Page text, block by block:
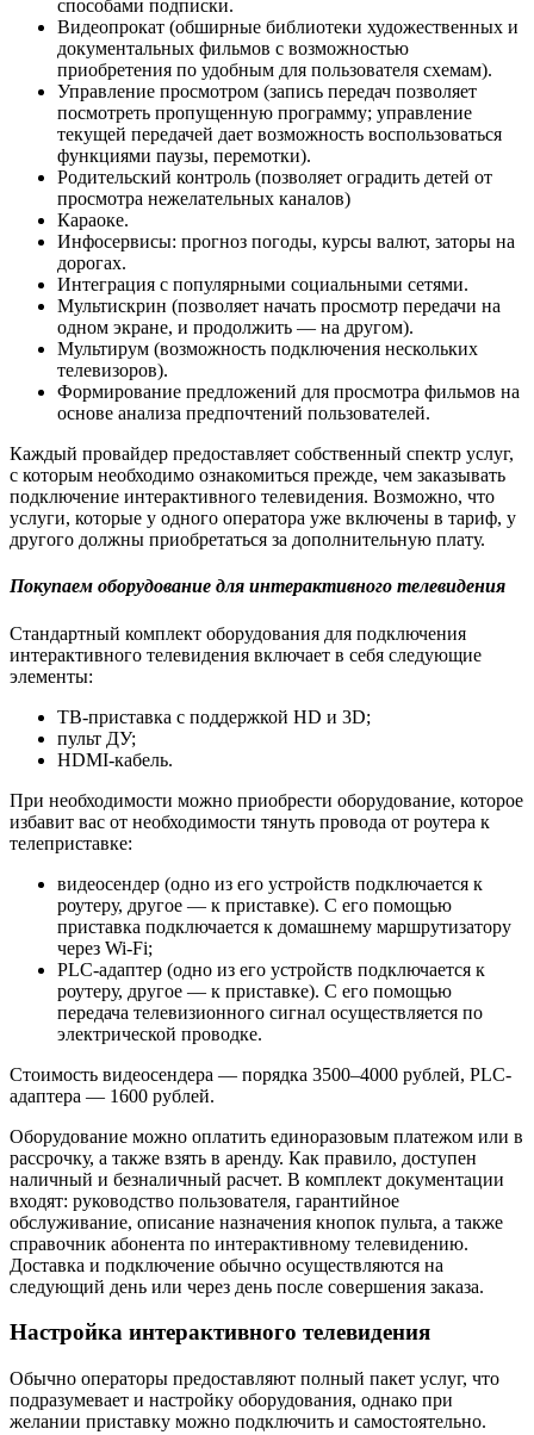
способами подписки.
Видеопрокат (обширные библиотеки художественных и
документальных фильмов с возможностью
приобретения по удобным для пользователя схемам).
Управление просмотром (запись передач позволяет
посмотреть пропущенную программу; управление
текущей передачей дает возможность воспользоваться
функциями паузы, перемотки).
Родительский контроль (позволяет оградить детей от
просмотра нежелательных каналов)
Караоке.
Инфосервисы: прогноз погоды, курсы валют, заторы на
дорогах.
Интеграция с популярными социальными сетями.
Мультискрин (позволяет начать просмотр передачи на
одном экране, и продолжить — на другом).
Мультирум (возможность подключения нескольких
телевизоров).
Формирование предложений для просмотра фильмов на
основе анализа предпочтений пользователей.
Каждый провайдер предоставляет собственный спектр услуг,
с которым необходимо ознакомиться прежде, чем заказывать
подключение интерактивного телевидения. Возможно, что
услуги, которые у одного оператора уже включены в тариф, у
другого должны приобретаться за дополнительную плату.
Покупаем оборудование для интерактивного телевидения
Стандартный комплект оборудования для подключения
интерактивного телевидения включает в себя следующие
элементы:
ТВ-приставка с поддержкой HD и 3D;
пульт ДУ;
HDMI-кабель.
При необходимости можно приобрести оборудование, которое
избавит вас от необходимости тянуть провода от роутера к
телеприставке:
видеосендер (одно из его устройств подключается к
роутеру, другое — к приставке). С его помощью
приставка подключается к домашнему маршрутизатору
через Wi-Fi;
PLC-адаптер (одно из его устройств подключается к
роутеру, другое — к приставке). С его помощью
передача телевизионного сигнал осуществляется по
электрической проводке.
Стоимость видеосендера — порядка 3500–4000 рублей, PLC-
адаптера — 1600 рублей.
Оборудование можно оплатить единоразовым платежом или в
рассрочку, а также взять в аренду. Как правило, доступен
наличный и безналичный расчет. В комплект документации
входят: руководство пользователя, гарантийное
обслуживание, описание назначения кнопок пульта, а также
справочник абонента по интерактивному телевидению.
Доставка и подключение обычно осуществляются на
следующий день или через день после совершения заказа.
Настройка интерактивного телевидения
Обычно операторы предоставляют полный пакет услуг, что
подразумевает и настройку оборудования, однако при
желании приставку можно подключить и самостоятельно.